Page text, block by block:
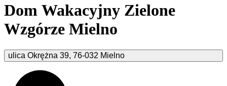
Dom Wakacyjny Zielone
Wzgórze Mielno
ulica Okrężna 39, 76-032 Mielno